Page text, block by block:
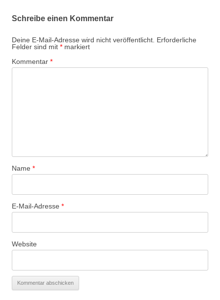
Schreibe einen Kommentar
Deine E-Mail-Adresse wird nicht veröffentlicht. Erforderliche
Felder sind mit * markiert
Kommentar *
Name *
E-Mail-Adresse *
Website